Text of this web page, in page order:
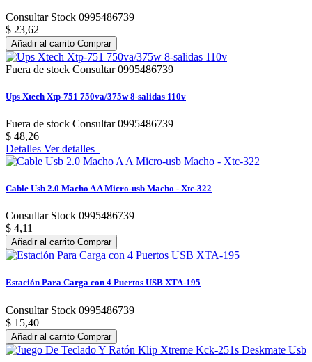
Consultar Stock 0995486739
$ 23,62
Añadir al carrito Comprar
Fuera de stock Consultar 0995486739
Ups Xtech Xtp-751 750va/375w 8-salidas 110v
Fuera de stock Consultar 0995486739
$ 48,26
Detalles Ver detalles
Cable Usb 2.0 Macho A A Micro-usb Macho - Xtc-322
Consultar Stock 0995486739
$ 4,11
Añadir al carrito Comprar
Estación Para Carga con 4 Puertos USB XTA-195
Consultar Stock 0995486739
$ 15,40
Añadir al carrito Comprar